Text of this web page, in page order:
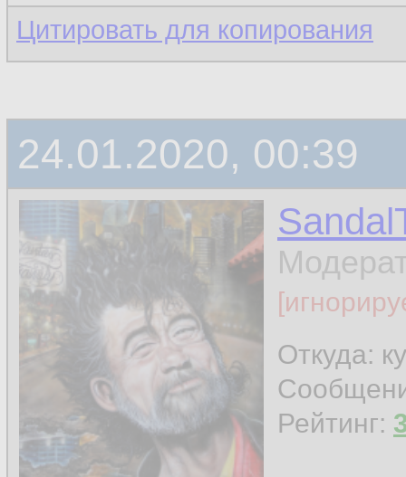
Цитировать для копирования
24.01.2020, 00:39
Откуда:
Рейтинг: